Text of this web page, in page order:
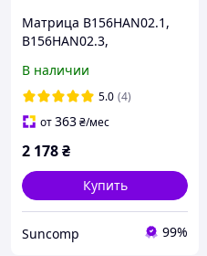
Матрица B156HAN02.1,
B156HAN02.3,
eDP 351mm (1920*1080
IPS, 30pin, без креплений)
Матовая. Плата 245 мм
В наличии
5.0 (4)
от363₴/мес
2 178₴
Купить
Suncomp 99%